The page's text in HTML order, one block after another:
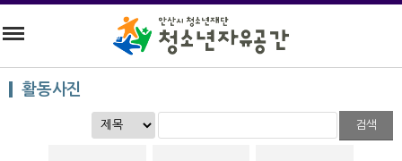
활동사진
검색